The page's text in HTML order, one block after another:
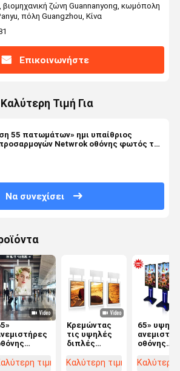
ζώνη Guannanyong, κωμόπολη
πόλη Guangzhou, Κίνα
Επικοινωνήστε
Τιμή Για
55 πατωμάτων» ημι υπαίθριος
Netwrok οθόνης φωτός του
Να συνεχίσει
τιμή
Κρεμώντας
τις υψηλές
διπλές
επίδειξης
Καλύτερη τιμή
65»
οθόνης
LCD
Καλύτερη